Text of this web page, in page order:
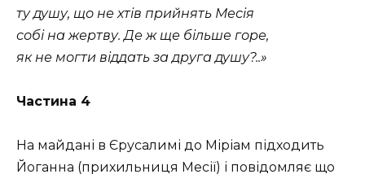
ту душу, що не хтів прийнять Месія
собі на жертву. Де ж ще більше горе,
як не могти віддать за друга душу?..»
Частина 4
На майдані в Єрусалимі до Міріам підходить
Йоганна (прихильниця Месії) і повідомляє що